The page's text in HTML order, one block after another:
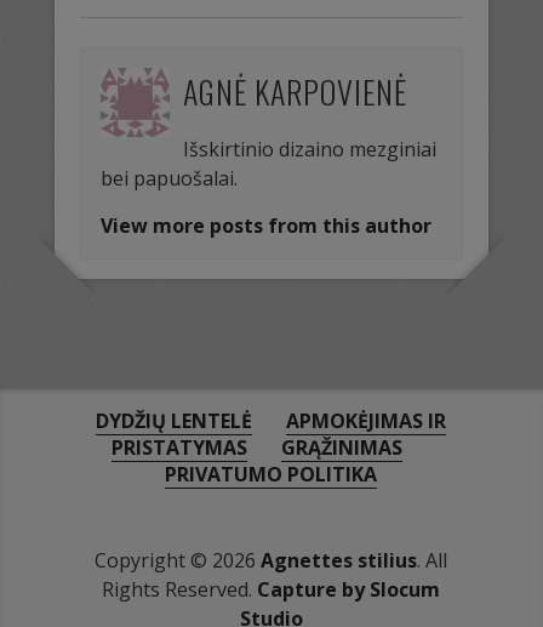
AGNĖ KARPOVIENĖ
Išskirtinio dizaino mezginiai
bei papuošalai.
View more posts from this author
DYDŽIŲ LENTELĖ
APMOKĖJIMAS IR
PRISTATYMAS
GRĄŽINIMAS
PRIVATUMO POLITIKA
Copyright © 2026Agnettes stilius. All
Rights Reserved. Capture by Slocum
Studio